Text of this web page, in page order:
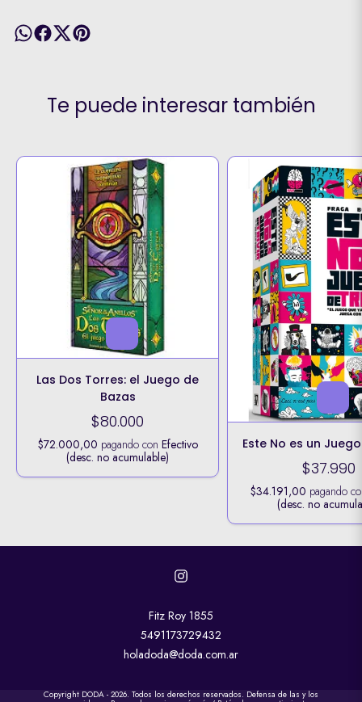
Te puede interesar también
Las Dos Torres: el Juego de
Bazas
$80.000
$72.000,00 pagando con Efectivo
(desc. no acumulable)
Este No es un
$37.990
$34.191,00 pagando
(desc. no
Fitz Roy 1855
5491173729432
holadoda@doda.com.ar
Copyright DODA - 2026. Todos los derechos reservados. Defensa de las y los